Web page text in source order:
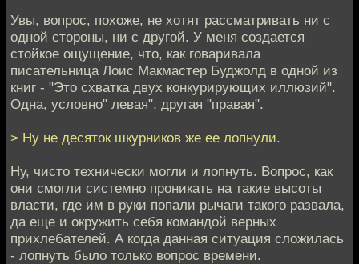
Увы, вопрос, похоже, не хотят рассматривать ни с
одной стороны, ни с другой. У меня создается
стойкое ощущение, что, как говаривала
писательница Лоис Макмастер Буджолд в одной из
книг - "Это схватка двух конкурирующих иллюзий".
Одна, условно" левая", другая "правая".
> Ну не десяток шкурников же ее лопнули.
Ну, чисто технически могли и лопнуть. Вопрос, как
они смогли системно проникать на такие высоты
власти, где им в руки попали рычаги такого развала,
да еще и окружить себя командой верных
прихлебателей. А когда данная ситуация сложилась
- лопнуть было только вопрос времени.